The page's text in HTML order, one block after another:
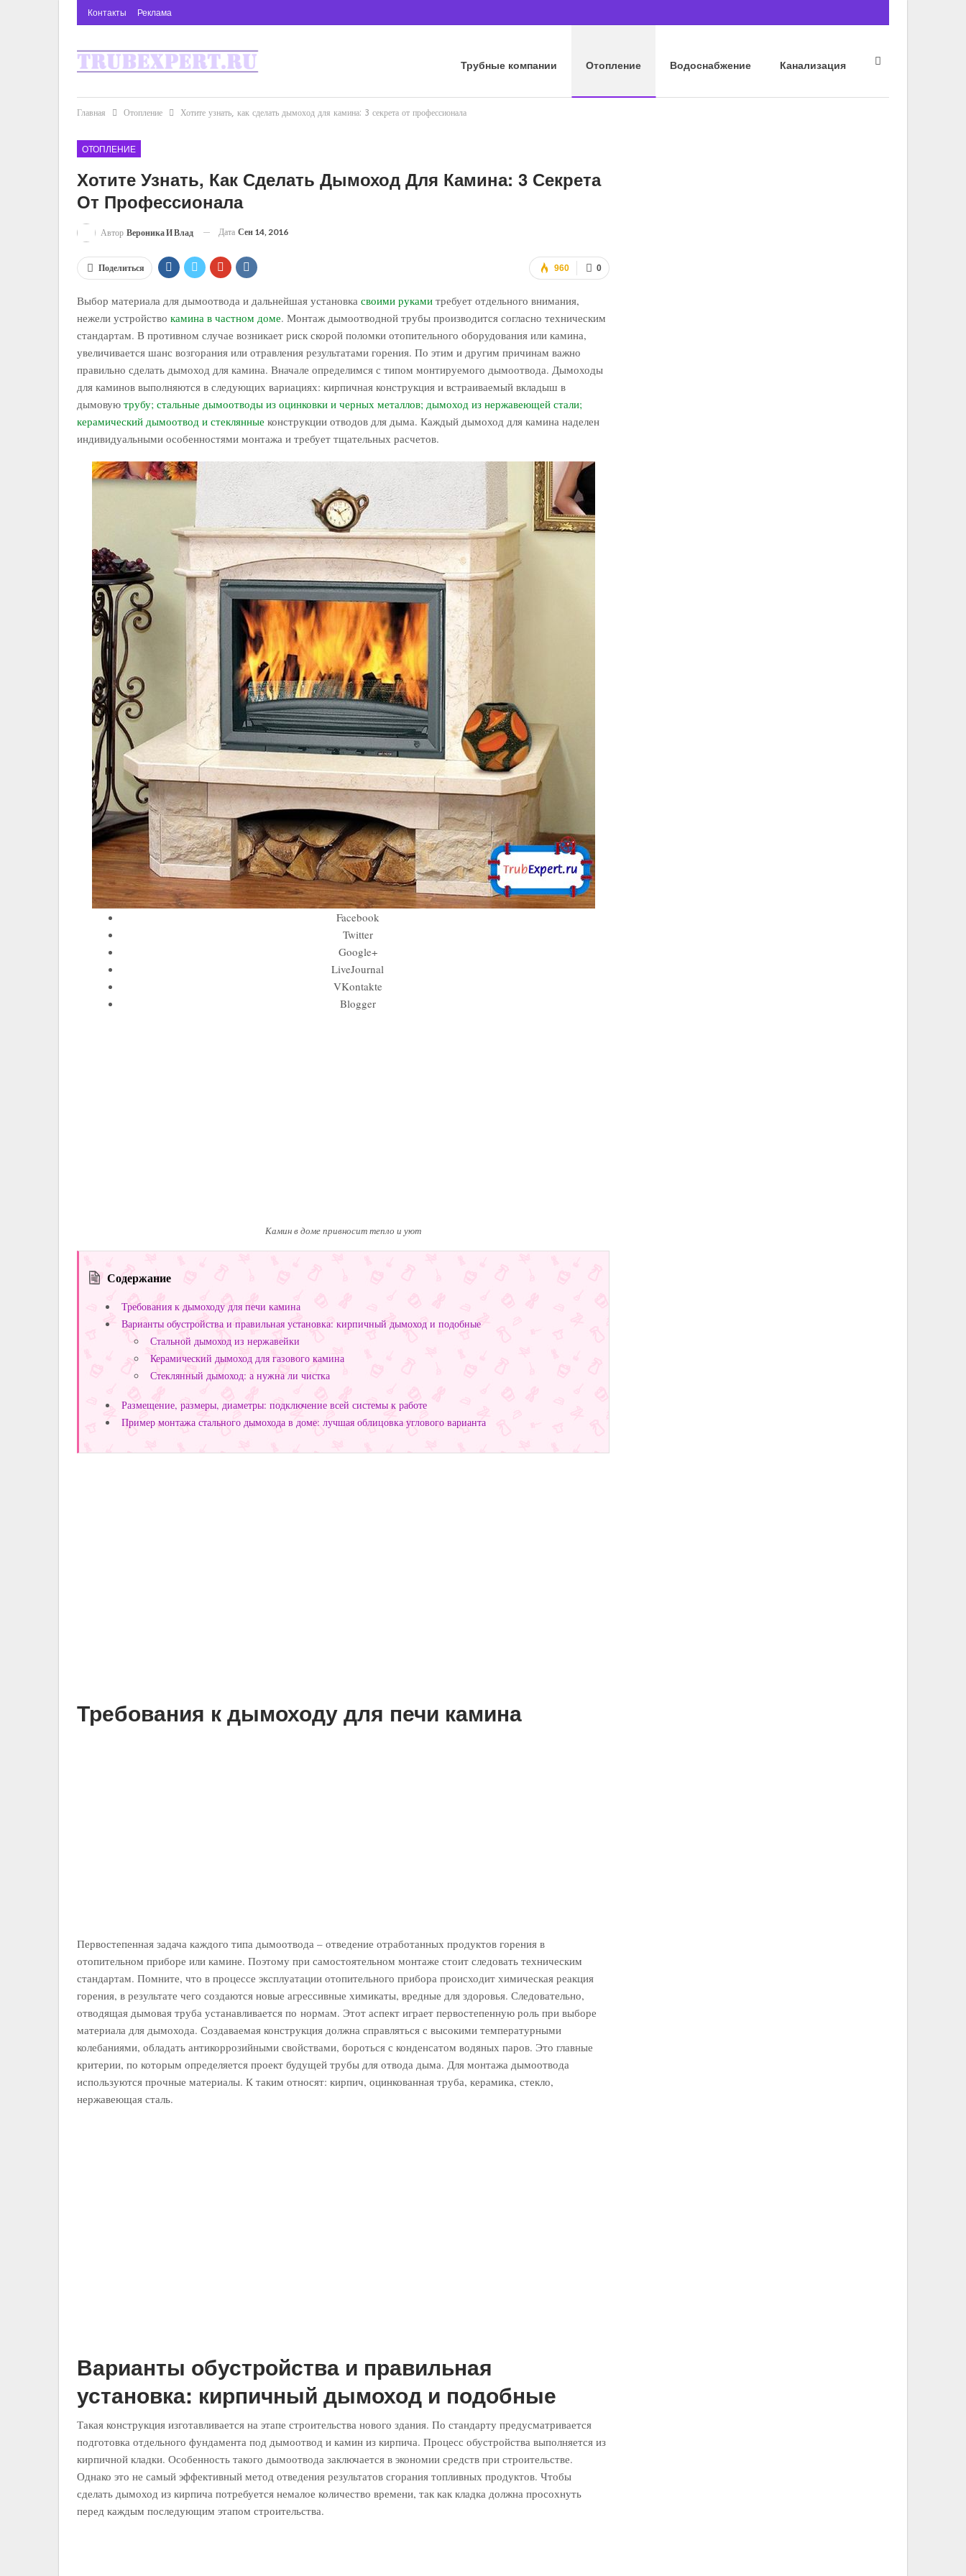
Контакты Реклама
Трубные компании Отопление Водоснабжение Канализация
Главная Отопление Хотите узнать, как сделать дымоход для камина: 3 секрета от профессионала
ОТОПЛЕНИЕ
Хотите Узнать, Как Сделать Дымоход Для Камина: 3 Секрета
От Профессионала
Автор Вероника И Влад Дата Сен 14, 2016
0
960
Поделиться
Выбор материала для дымоотвода и дальнейшая установка своими руками требует отдельного внимания,
нежели устройство камина в частном доме. Монтаж дымоотводной трубы производится согласно техническим
стандартам. В противном случае возникает риск скорой поломки отопительного оборудования или камина,
увеличивается шанс возгорания или отравления результатами горения. По этим и другим причинам важно
правильно сделать дымоход для камина. Вначале определимся с типом монтируемого дымоотвода. Дымоходы
для каминов выполняются в следующих вариациях: кирпичная конструкция и встраиваемый вкладыш в
дымовую трубу; стальные дымоотводы из оцинковки и черных металлов; дымоход из нержавеющей стали;
керамический дымоотвод и стеклянные конструкции отводов для дыма. Каждый дымоход для камина наделен
индивидуальными особенностями монтажа и требует тщательных расчетов.
Facebook
Twitter
Google+
LiveJournal
VKontakte
Blogger
Камин в доме привносит тепло и уют
Содержание
Требования к дымоходу для печи камина
Варианты обустройства и правильная установка: кирпичный дымоход и подобные
Стальной дымоход из нержавейки
Керамический дымоход для газового камина
Стеклянный дымоход: а нужна ли чистка
Размещение, размеры, диаметры: подключение всей системы к работе
Пример монтажа стального дымохода в доме: лучшая облицовка углового варианта
Требования к дымоходу для печи камина
Первостепенная задача каждого типа дымоотвода – отведение отработанных продуктов горения в
отопительном приборе или камине. Поэтому при самостоятельном монтаже стоит следовать техническим
стандартам. Помните, что в процессе эксплуатации отопительного прибора происходит химическая реакция
горения, в результате чего создаются новые агрессивные химикаты, вредные для здоровья. Следовательно,
отводящая дымовая труба устанавливается по нормам. Этот аспект играет первостепенную роль при выборе
материала для дымохода. Создаваемая конструкция должна справляться с высокими температурными
колебаниями, обладать антикоррозийными свойствами, бороться с конденсатом водяных паров. Это главные
критерии, по которым определяется проект будущей трубы для отвода дыма. Для монтажа дымоотвода
используются прочные материалы. К таким относят: кирпич, оцинкованная труба, керамика, стекло,
нержавеющая сталь.
Варианты обустройства и правильная
установка: кирпичный дымоход и подобные
Такая конструкция изготавливается на этапе строительства нового здания. По стандарту предусматривается
подготовка отдельного фундамента под дымоотвод и камин из кирпича. Процесс обустройства выполняется из
кирпичной кладки. Особенность такого дымоотвода заключается в экономии средств при строительстве.
Однако это не самый эффективный метод отведения результатов сгорания топливных продуктов. Чтобы
сделать дымоход из кирпича потребуется немалое количество времени, так как кладка должна просохнуть
перед каждым последующим этапом строительства.